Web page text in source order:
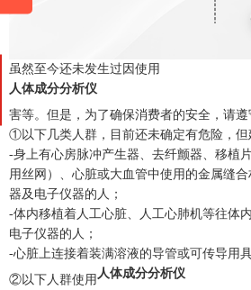
虽然至今还未发生过因使用
人体成分分析仪
害等。但是，为了确保消费者的安全，请遵
①以下几类人群，目前还未确定有危险，但
-身上有心房脉冲产生器、去纤颤器、移植
用丝网）、心脏或大血管中使用的金属缝
器及电子仪器的人；
-体内移植着人工心脏、人工心肺机等往体
电子仪器的人；
-心脏上连接着装满溶液的导管或可传导用
②以下人群使用 人体成分分析仪